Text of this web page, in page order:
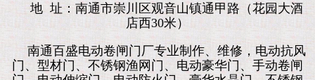
地 址：南通市崇川区观音山镇通甲路（花园大酒
店西30米）
南通百盛电动卷闸门厂专业制作、维修，电动抗风
门、型材门、不锈钢渔网门、电动豪华门、手动卷闸